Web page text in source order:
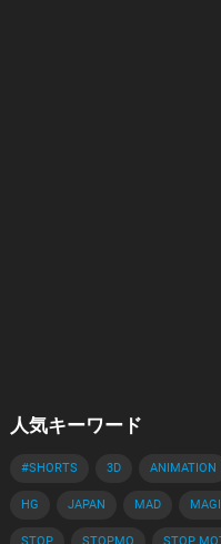
人気キーワード
#SHORTS 3D ANIMATION
HG JAPAN MAD